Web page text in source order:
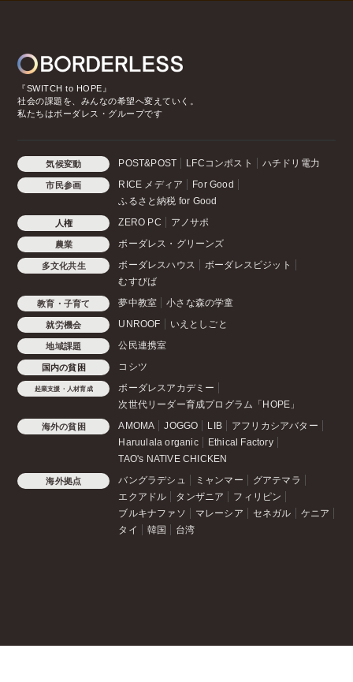
『SWITCH to HOPE』
社会の課題を、みんなの希望へ変えていく。
私たちはボーダレス・グループです
気候変動 POST&POST LFCコンポスト ハチドリ電力
市民参画 RICE メディア
For Good
ふるさと納税 for Good
人権 ZERO PC アノサポ
農業 ボーダレス・グリーンズ
多文化共生 ボーダレスハウス
ボーダレスビジット
むすびば
教育・子育て 夢中教室 小さな森の学童
就労機会 UNROOF いえとしごと
地域課題 公民連携室
国内の貧困 コシツ
起業支援・人材育成
ボーダレスアカデミー
次世代リーダー育成プログラム「HOPE」
海外の貧困 AMOMA JOGGO LIB
アフリカシアバター
Haruulala organic
Ethical Factory
TAO's NATIVE CHICKEN
海外拠点 バングラデシュ ミャンマー
グアテマラ
エクアドル
タンザニア
フィリピン
ブルキナファソ
マレーシア セネガル
ケニア
タイ
韓国 台湾